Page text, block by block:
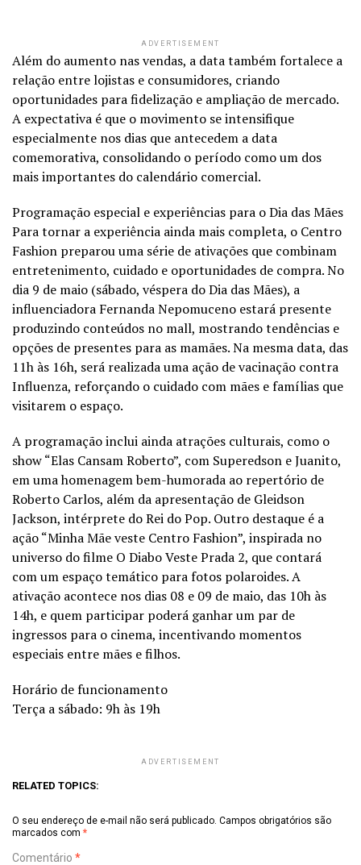
ADVERTISEMENT
Além do aumento nas vendas, a data também fortalece a
relação entre lojistas e consumidores, criando
oportunidades para fidelização e ampliação de mercado.
A expectativa é que o movimento se intensifique
especialmente nos dias que antecedem a data
comemorativa, consolidando o período como um dos
mais importantes do calendário comercial.
Programação especial e experiências para o Dia das Mães
Para tornar a experiência ainda mais completa, o Centro
Fashion preparou uma série de ativações que combinam
entretenimento, cuidado e oportunidades de compra. No
dia 9 de maio (sábado, véspera do Dia das Mães), a
influenciadora Fernanda Nepomuceno estará presente
produzindo conteúdos no mall, mostrando tendências e
opções de presentes para as mamães. Na mesma data, das
11h às 16h, será realizada uma ação de vacinação contra
Influenza, reforçando o cuidado com mães e famílias que
visitarem o espaço.
A programação inclui ainda atrações culturais, como o
show “Elas Cansam Roberto”, com Superedson e Juanito,
em uma homenagem bem-humorada ao repertório de
Roberto Carlos, além da apresentação de Gleidson
Jackson, intérprete do Rei do Pop. Outro destaque é a
ação “Minha Mãe veste Centro Fashion”, inspirada no
universo do filme O Diabo Veste Prada 2, que contará
com um espaço temático para fotos polaroides. A
ativação acontece nos dias 08 e 09 de maio, das 10h às
14h, e quem participar poderá ganhar um par de
ingressos para o cinema, incentivando momentos
especiais entre mães e filhos.
Horário de funcionamento
Terça a sábado: 9h às 19h
ADVERTISEMENT
RELATED TOPICS:
O seu endereço de e-mail não será publicado. Campos obrigatórios são
marcados com *
Comentário *